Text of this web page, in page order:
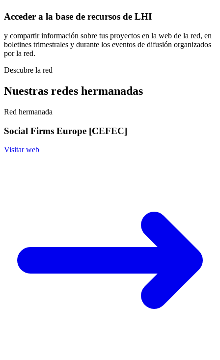
Acceder a la base de recursos de LHI
y compartir información sobre tus proyectos en la web de la red, en
boletines trimestrales y durante los eventos de difusión organizados
por la red.
Descubre la red
Nuestras redes hermanadas
Red hermanada
Social Firms Europe [CEFEC]
Visitar web